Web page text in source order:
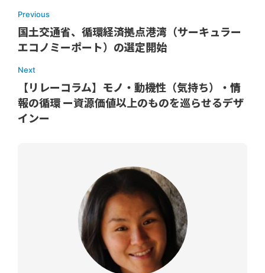
Previous
国土交通省、循環経済拠点港湾（サーキュラー
エコノミーポート）の選定開始
Next
【リレーコラム】モノ・動機性（気持ち）・情
報の循環 ー資源価値以上のものを巡らせるデザ
インー